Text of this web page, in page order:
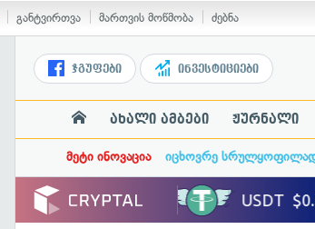
განტვირთვა მართვის მოწმობა ძებნა
ჯგუფები ინვესტიციები
ახალი ამბები ჟურნალი
მეტი ინოვაცია იცხოვრე